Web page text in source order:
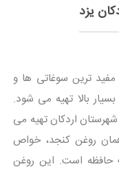
یزد
مفید ترین سوغاتی ها و
بالا تهیه می شود.
اردکان تهیه می
روغن کنجد، خواص
حافظه است. این روغن